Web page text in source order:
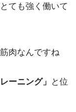
ても強く働いて
肉なんですね
ーニング」
と位